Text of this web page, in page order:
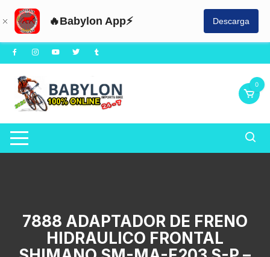
🔥Babylon App⚡ Descarga
Saltar
al
contenido
0
7888 ADAPTADOR DE FRENO
HIDRAULICO FRONTAL